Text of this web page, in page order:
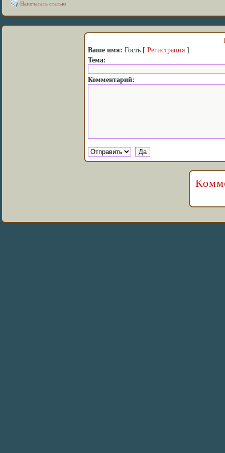
Напечатать статью
Ваше имя: Гость [ Регистрация]
Тема:
Комментарий: